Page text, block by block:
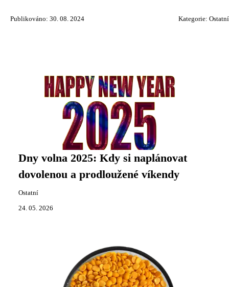
Publikováno: 30. 08. 2024 Kategorie: Ostatní
Dny volna 2025: Kdy si naplánovat
dovolenou a prodloužené víkendy
Ostatní
24. 05. 2026